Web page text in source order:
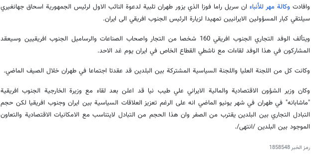
وافادت وكالة مهر للأنباء ان سريل راما فوزا الذي يزور طهران تلبية لدعوة النائب الاول لرئيس الجمهورية اسحاق جهانغيري
سيلتقي كبار المسؤولين الايرانيين تمهيدا لزيارة الرئيس الجنوب افريقي الى ايران.
ويتألف الوفد التجاري الجنوب افريقي 160 شخصا من التجار واصحاب الصناعات والرساميل الجنوب افريقيين وسيعقد
المشاركون في هذا الوفد لقاءات مع ناشطي القطاع الخاص في ايران يوم غد الاحد.
وكانت كل من اللجنة العليا واللجنة السياسية المشتركة بين البلدين قد عقدتا اجتماعا في طهران خلال الصيف الماضي.
وكان وزير الشؤون الاقتصادية والمالية الايراني علي طيب نيا قد اعلن بعد لقاء مع وزيرة الخارجية الجنوب افريقية
"ماشابانه" في طهران في شهر يونيو الماضي انه على الرغم تعزيز العلاقات السياسية بين ايران وجنوب افريقيا لكن حجم
التبادل التجاري بين البلدين يقترب من الصفر وان هذا الحجم من التبادل لايتناسب مع الامكانيات الاقتصادية والتعاون
الموجود بين البلدين /انتهى/.
رمز الخبر1858548